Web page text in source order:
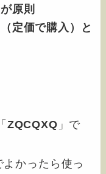
が原則
定価で購入）と
ZQCQXQ 」で
よかったら使っ